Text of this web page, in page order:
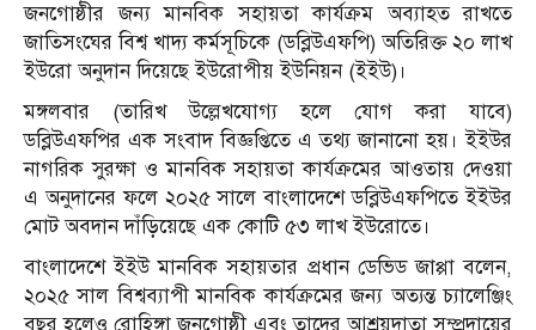
জনগোষ্ঠীর জন্য মানবিক সহায়তা কার্যক্রম অব্যাহত রাখতে
জাতিসংঘের বিশ্ব খাদ্য কর্মসূচিকে (ডব্লিউএফপি) অতিরিক্ত ২০ লাখ
ইউরো অনুদান দিয়েছে ইউরোপীয় ইউনিয়ন (ইইউ)।
মঙ্গলবার (তারিখ উল্লেখযোগ্য হলে যোগ করা যাবে)
ডব্লিউএফপির এক সংবাদ বিজ্ঞপ্তিতে এ তথ্য জানানো হয়। ইইউর
নাগরিক সুরক্ষা ও মানবিক সহায়তা কার্যক্রমের আওতায় দেওয়া
এ অনুদানের ফলে ২০২৫ সালে বাংলাদেশে ডব্লিউএফপিতে ইইউর
মোট অবদান দাঁড়িয়েছে এক কোটি ৫৩ লাখ ইউরোতে।
বাংলাদেশে ইইউ মানবিক সহায়তার প্রধান ডেভিড জাপ্পা বলেন,
২০২৫ সাল বিশ্বব্যাপী মানবিক কার্যক্রমের জন্য অত্যন্ত চ্যালেঞ্জিং
বছর হলেও রোহিঙ্গা জনগোষ্ঠী এবং তাদের আশ্রয়দাতা সম্প্রদায়ের